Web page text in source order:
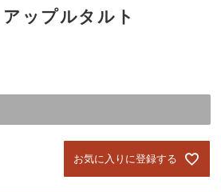
ップルタルト
お気に入りに登録する